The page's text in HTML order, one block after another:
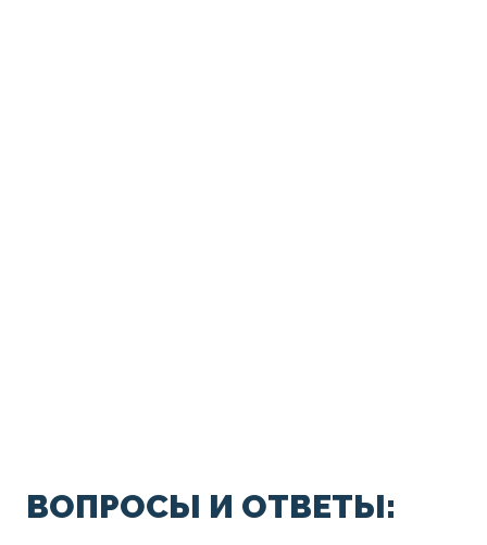
ВОПРОСЫ И ОТВЕТЫ: